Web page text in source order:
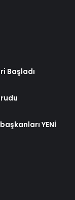
Başladı
YENİ